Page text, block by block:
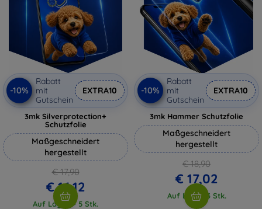
-10%
Rabatt
mit
Gutschein
EXTRA10
3mk Silverprotection+
Schutzfolie
Maßgeschneidert
hergestellt
€ 17,90
€ 16,12
Auf Lager > 5 Stk.
-10%
Rabatt
mit
Gutschein
EXTRA10
3mk Hammer Schutzfolie
Maßgeschneidert
hergestellt
€ 18,90
€ 17,02
Auf Lager 3 Stk.